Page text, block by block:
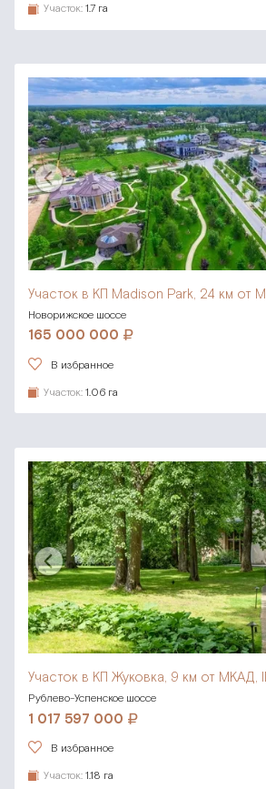
Участок: 1.7 га
Участок в КП Madison Park, 24 км от
Новорижское шоссе
165 000 000
В избранное
Участок: 1.06 га
Участок в КП Жуковка, 9 км от МКАД,
Рублево-Успенское шоссе
1 017 597 000
В избранное
Участок: 1.18 га